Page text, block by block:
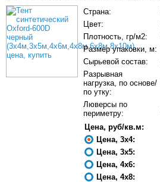
Страна:
Цвет:
Плотность, гр/м2:
Размер упаковки, м:
Сырьевой состав:
Разрывная
нагрузка, по основе/
по утку:
Люверсы по
периметру:
Цена, руб/кв.м:
Цена, 3х4:
Цена, 3х5:
Цена, 4х6:
Цена, 4х8: